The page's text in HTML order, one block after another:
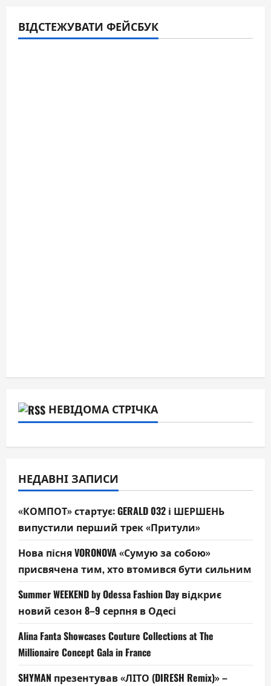
ВІДСТЕЖУВАТИ ФЕЙСБУК
НЕВІДОМА СТРІЧКА
НЕДАВНІ ЗАПИСИ
«КОМПОТ» стартує: GERALD 032 і ШЕРШЕНЬ
випустили перший трек «Притули»
Нова пісня VORONOVA «Сумую за собою»
присвячена тим, хто втомився бути сильним
Summer WEEKEND by Odessa Fashion Day відкриє
новий сезон 8–9 серпня в Одесі
Alina Fanta Showcases Couture Collections at The
Millionaire Concept Gala in France
SHYMAN презентував «ЛІТО (DIRESH Remix)» –